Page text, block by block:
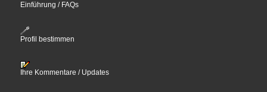
Einführung / FAQs
Profil bestimmen
Ihre Kommentare / Updates